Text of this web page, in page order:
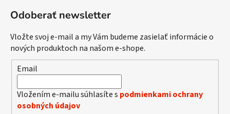
Odoberať newsletter
Vložte svoj e-mail a my Vám budeme zasielať informácie o
nových produktoch na našom e-shope.
Email
Vložením e-mailu súhlasíte s podmienkami ochrany
osobných údajov